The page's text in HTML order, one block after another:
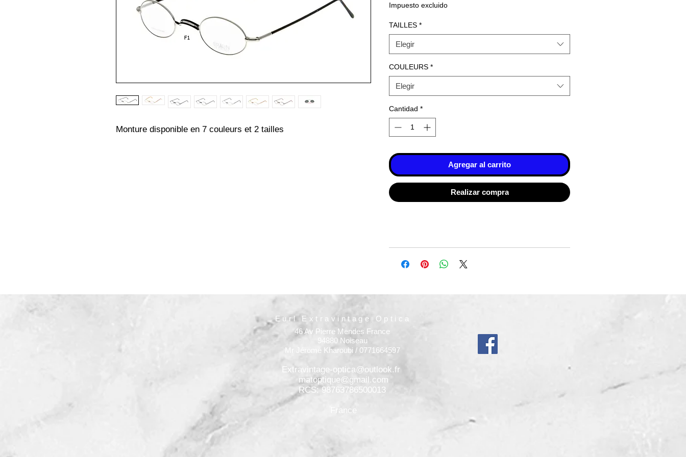
Monture disponible en 7 couleurs et 2 tailles
Impuesto excluido
TAILLES *
Elegir
COULEURS *
Elegir
Cantidad *
Agregar al carrito
Realizar compra
Eurl Extravintage Optica
46 Av Pierre Mendes France
94880 Noiseau
Mr Jérome Kharoubi / 0771664597
Extravintage-optica@outlook.fr
matoptique@gmail.com
RCS: 98763786500013
France